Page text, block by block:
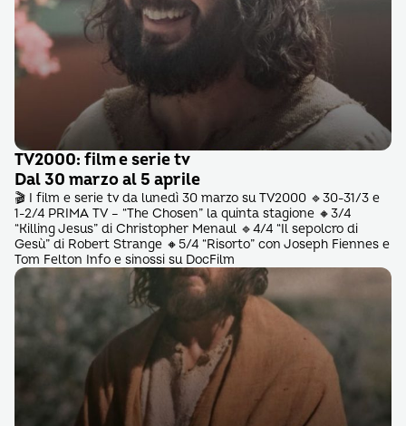
TV2000: film e serie tv
Dal 30 marzo al 5 aprile
🎬 I film e serie tv da lunedì 30 marzo su TV2000 🔹30-31/3 e
1-2/4 PRIMA TV – “The Chosen” la quinta stagione 🔸3/4
“Killing Jesus” di Christopher Menaul 🔹4/4 “Il sepolcro di
Gesù” di Robert Strange 🔸5/4 “Risorto” con Joseph Fiennes e
Tom Felton Info e sinossi su DocFilm